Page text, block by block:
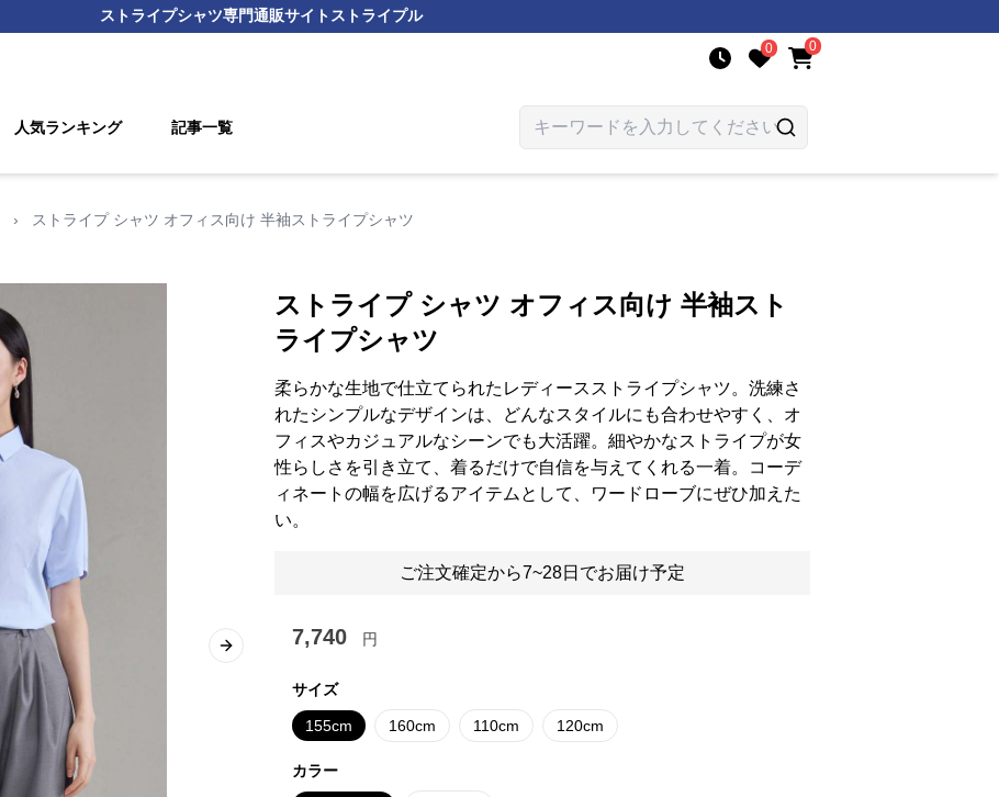
ストライプシャツ専門通販サイト ストライプル
0 0
人気ランキング 記事一覧
› ストライプ シャツ オフィス向け 半袖ストライプシャツ
Next slide
ストライプ シャツ オフィス向け 半袖スト
ライプシャツ
柔らかな生地で仕立てられたレディースストライプシャツ。洗練さ
れたシンプルなデザインは、どんなスタイルにも合わせやすく、オ
フィスやカジュアルなシーンでも大活躍。細やかなストライプが女
性らしさを引き立て、着るだけで自信を与えてくれる一着。コーデ
ィネートの幅を広げるアイテムとして、ワードローブにぜひ加えた
い。
ご注文確定から7~28日でお届け予定
7,740 円
サイズ
155cm 160cm 110cm 120cm
カラー